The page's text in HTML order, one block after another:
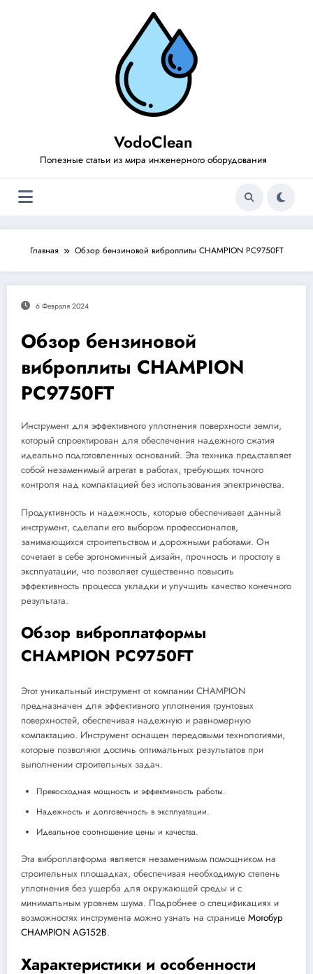
VodoClean
Полезные статьи из мира инженерного оборудования
Главная Обзор бензиновой виброплиты CHAMPION PC9750FT
6 Февраля 2024
Обзор бензиновой
виброплиты CHAMPION
PC9750FT
Инструмент для эффективного уплотнения поверхности земли,
который спроектирован для обеспечения надежного сжатия
идеально подготовленных оснований. Эта техника представляет
собой незаменимый агрегат в работах, требующих точного
контроля над компактацией без использования электричества.
Продуктивность и надежность, которые обеспечивает данный
инструмент, сделали его выбором профессионалов,
занимающихся строительством и дорожными работами. Он
сочетает в себе эргономичный дизайн, прочность и простоту в
эксплуатации, что позволяет существенно повысить
эффективность процесса укладки и улучшить качество конечного
результата.
Обзор виброплатформы
CHAMPION PC9750FT
Этот уникальный инструмент от компании CHAMPION
предназначен для эффективного уплотнения грунтовых
поверхностей, обеспечивая надежную и равномерную
компактацию. Инструмент оснащен передовыми технологиями,
которые позволяют достичь оптимальных результатов при
выполнении строительных задач.
Превосходная мощность и эффективность работы.
Надежность и долговечность в эксплуатации.
Идеальное соотношение цены и качества.
Эта виброплатформа является незаменимым помощником на
строительных площадках, обеспечивая необходимую степень
уплотнения без ущерба для окружающей среды и с
минимальным уровнем шума. Подробнее о спецификациях и
возможностях инструмента можно узнать на странице Мотобур
CHAMPION AG152B.
Характеристики и особенности